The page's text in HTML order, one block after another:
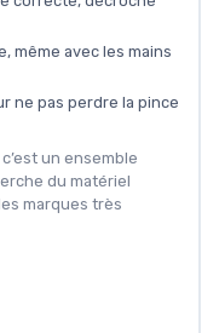
même avec les mains
ne pas perdre la pince
un ensemble
du matériel
marques très